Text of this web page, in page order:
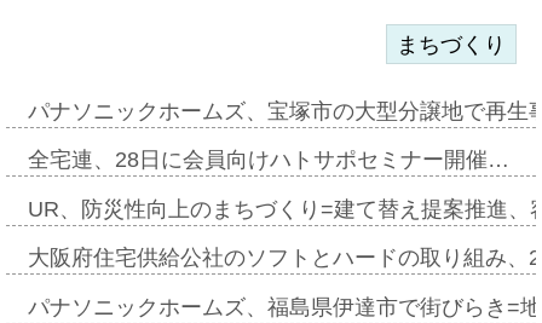
まちづくり
パナソニックホームズ、宝塚市の大型分譲地で再
全宅連、28日に会員向けハトサポセミナー開催…
UR、防災性向上のまちづくり=建て替え提案推進
大阪府住宅供給公社のソフトとハードの取り組み
パナソニックホームズ、福島県伊達市で街びらき=